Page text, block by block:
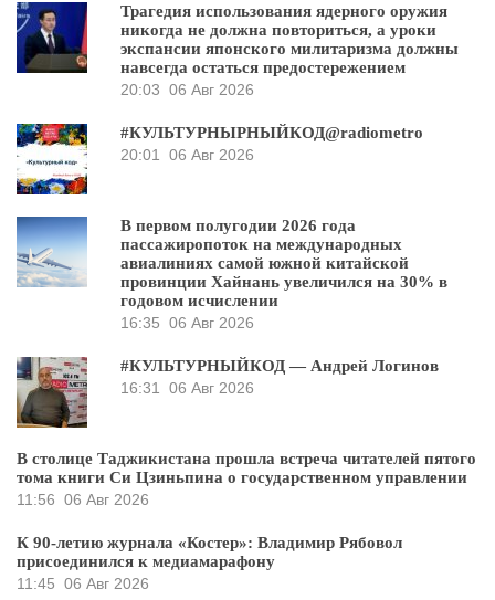
Трагедия использования ядерного оружия
никогда не должна повториться, а уроки
экспансии японского милитаризма должны
навсегда остаться предостережением
20:03 06 Авг 2026
#КУЛЬТУРНЫРНЫЙКОД@radiometro
20:01
06 Авг 2026
В первом полугодии 2026 года
пассажиропоток на международных
авиалиниях самой южной китайской
провинции Хайнань увеличился на 30% в
годовом исчислении
16:35 06 Авг 2026
#КУЛЬТУРНЫЙКОД — Андрей Логинов
16:31
06 Авг 2026
В столице Таджикистана прошла встреча читателей пятого
тома книги Си Цзиньпина о государственном управлении
11:56 06 Авг 2026
К 90-летию журнала «Костер»: Владимир Рябовол
присоединился к медиамарафону
11:45 06 Авг 2026